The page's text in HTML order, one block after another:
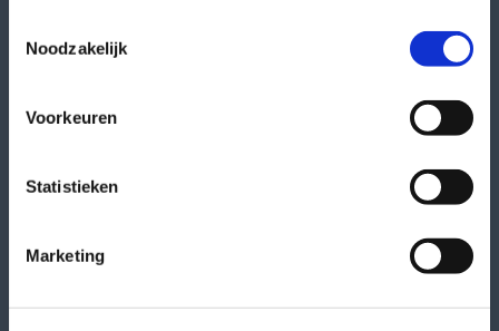
Noodzakelijk
Voorkeuren
Statistieken
Marketing
naar een baan in de techniek
groot. Tegelijkertijd weten veel mensen die in de
techniek willen werken niet altijd waar ze moeten
gestart: een gezamenlijk initiatief van zes
Lees meer